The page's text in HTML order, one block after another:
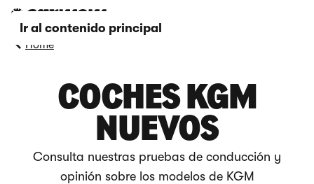
Ir al contenido principal
Home
COCHES KGM
NUEVOS
Consulta nuestras pruebas de conducción y
opinión sobre los modelos de KGM